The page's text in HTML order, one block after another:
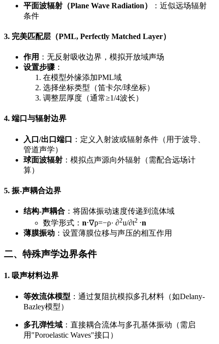
平面波辐射（Plane Wave Radiation）
：近似远场辐射
条件
3. 完美匹配层（PML, Perfectly Matched Layer）
作用 ：无反射吸收边界，模拟开放域声场
设置步骤 ：
在模型外缘添加PML域
选择坐标类型（笛卡尔/球坐标）
调整层厚度（通常≥1/4波长）
4. 端口与辐射边界
入口/出口端口
：定义入射波或辐射条件（用于波导、
管道声学）
球面波辐射 ：模拟点声源向外辐射（需配合远场计
算）
5. 振-声耦合边界
结构-声耦合 ：将固体振动速度传递到流体域
数学形式： n⋅∇p=−ρ· ∂2u​/∂t2 ⋅n
薄膜振动 ：设置薄膜位移与声压的相互作用
二、特殊声学边界条件
1. 吸声材料边界
等效流体模型 ：通过复阻抗模拟多孔材料（如Delany-
Bazley模型）
多孔弹性域 ：直接耦合流体与多孔基体振动（需启
用"Poroelastic Waves"接口）